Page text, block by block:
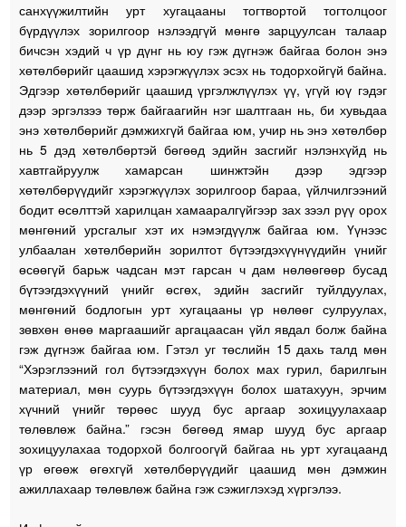
санхүүжилтийн урт хугацааны тогтвортой тогтолцоог
бүрдүүлэх зорилгоор нэлээдгүй мөнгө зарцуулсан талаар
бичсэн хэдий ч үр дүнг нь юу гэж дүгнэж байгаа болон энэ
хөтөлбөрийг цаашид хэрэгжүүлэх эсэх нь тодорхойгүй байна.
Эдгээр хөтөлбөрийг цаашид үргэлжлүүлэх үү, үгүй юү гэдэг
дээр эргэлзээ төрж байгаагийн нэг шалтгаан нь, би хувьдаа
энэ хөтөлбөрийг дэмжихгүй байгаа юм, учир нь энэ хөтөлбөр
нь 5 дэд хөтөлбөртэй бөгөөд эдийн засгийг нэлэнхүйд нь
хавтгайруулж хамарсан шинжтэйн дээр эдгээр
хөтөлбөрүүдийг хэрэгжүүлэх зорилгоор бараа, үйлчилгээний
бодит өсөлттэй харилцан хамааралгүйгээр зах зээл рүү орох
мөнгөний урсгалыг хэт их нэмэгдүүлж байгаа юм. Үүнээс
улбаалан хөтөлбөрийн зорилтот бүтээгдэхүүнүүдийн үнийг
өсөөгүй барьж чадсан мэт гарсан ч дам нөлөөгөөр бусад
бүтээгдэхүүний үнийг өсгөх, эдийн засгийг туйлдуулах,
мөнгөний бодлогын урт хугацааны үр нөлөөг сулруулах,
зөвхөн өнөө маргаашийг аргацаасан үйл явдал болж байна
гэж дүгнэж байгаа юм. Гэтэл уг төслийн 15 дахь талд мөн
“Хэрэглээний гол бүтээгдэхүүн болох мах гурил, барилгын
материал, мөн суурь бүтээгдэхүүн болох шатахуун, эрчим
хүчний үнийг төрөөс шууд бус аргаар зохицуулахаар
төлөвлөж байна.” гэсэн бөгөөд ямар шууд бус аргаар
зохицуулахаа тодорхой болгоогүй байгаа нь урт хугацаанд
үр өгөөж өгөхгүй хөтөлбөрүүдийг цаашид мөн дэмжин
ажиллахаар төлөвлөж байна гэж сэжиглэхэд хүргэлээ.